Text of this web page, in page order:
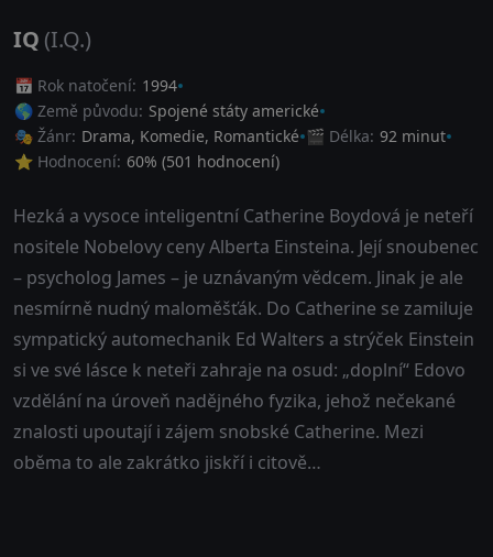
IQ (I.Q.)
📅 Rok natočení: 1994
🌎 Země původu: Spojené státy americké
🎭 Žánr: Drama, Komedie, Romantické 🎬 Délka: 92 minut
⭐ Hodnocení: 60% (501 hodnocení)
Hezká a vysoce inteligentní Catherine Boydová je neteří
nositele Nobelovy ceny Alberta Einsteina. Její snoubenec
– psycholog James – je uznávaným vědcem. Jinak je ale
nesmírně nudný maloměšťák. Do Catherine se zamiluje
sympatický automechanik Ed Walters a strýček Einstein
si ve své lásce k neteři zahraje na osud: „doplní“ Edovo
vzdělání na úroveň nadějného fyzika, jehož nečekané
znalosti upoutají i zájem snobské Catherine. Mezi
oběma to ale zakrátko jiskří i citově…